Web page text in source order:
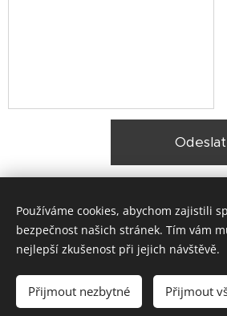
Odeslat
© 2025 Zateplení fasády
Vytvořeno službou Webnode
Používáme cookies, abychom zajistili
bezpečnost našich stránek. Tím vám
nejlepší zkušenost při jejich návštěvě.
Přijmout nezbytné Přijmout